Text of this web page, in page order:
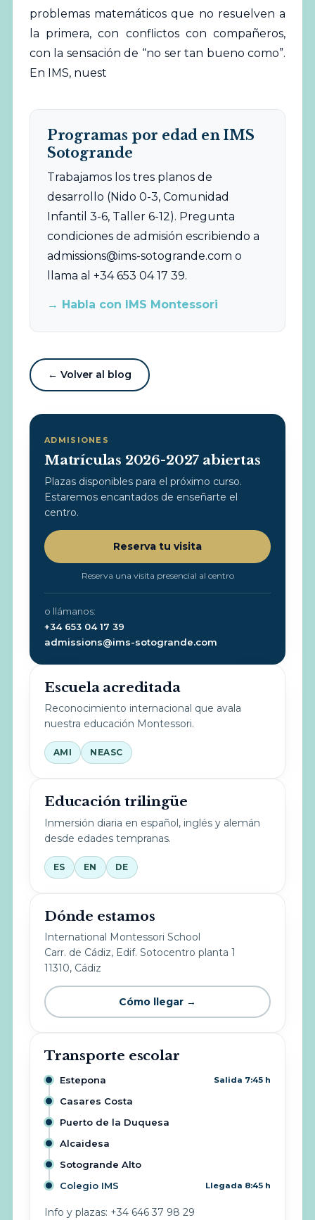
problemas matemáticos que no resuelven a
la primera, con conflictos con compañeros,
con la sensación de “no ser tan bueno como”.
En IMS, nuest
Programas por edad en IMS
Sotogrande
Trabajamos los tres planos de
desarrollo (Nido 0-3, Comunidad
Infantil 3-6, Taller 6-12). Pregunta
condiciones de admisión escribiendo a
admissions@ims-sotogrande.com o
llama al +34 653 04 17 39.
→ Habla con IMS Montessori
← Volver al blog
ADMISIONES
Matrículas 2026-2027 abiertas
Plazas disponibles para el próximo curso.
Estaremos encantados de enseñarte el
centro.
Reserva tu visita
Reserva una visita presencial al centro
o llámanos:
+34 653 04 17 39
admissions@ims-sotogrande.com
Escuela acreditada
Reconocimiento internacional que avala
nuestra educación Montessori.
AMI NEASC
Educación trilingüe
Inmersión diaria en español, inglés y alemán
desde edades tempranas.
ES EN DE
Dónde estamos
International Montessori School
Carr. de Cádiz, Edif. Sotocentro planta 1
11310, Cádiz
Cómo llegar →
Transporte escolar
Estepona Salida 7:45 h
Casares Costa
Puerto de la Duquesa
Alcaidesa
Sotogrande Alto
Colegio IMS
Llegada 8:45 h
Info y plazas: +34 646 37 98 29